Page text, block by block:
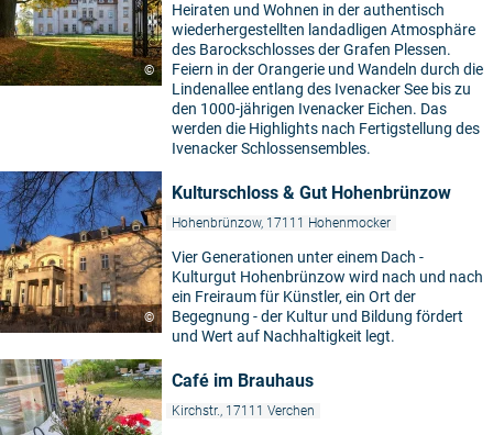
©
Heiraten und Wohnen in der authentisch
wiederhergestellten landadligen Atmosphäre
des Barockschlosses der Grafen Plessen.
Feiern in der Orangerie und Wandeln durch die
Lindenallee entlang des Ivenacker See bis zu
den 1000-jährigen Ivenacker Eichen. Das
werden die Highlights nach Fertigstellung des
Ivenacker Schlossensembles.
©
Kulturschloss & Gut Hohenbrünzow
Hohenbrünzow, 17111 Hohenmocker
Vier Generationen unter einem Dach -
Kulturgut Hohenbrünzow wird nach und nach
ein Freiraum für Künstler, ein Ort der
Begegnung - der Kultur und Bildung fördert
und Wert auf Nachhaltigkeit legt.
Café im Brauhaus
Kirchstr., 17111 Verchen